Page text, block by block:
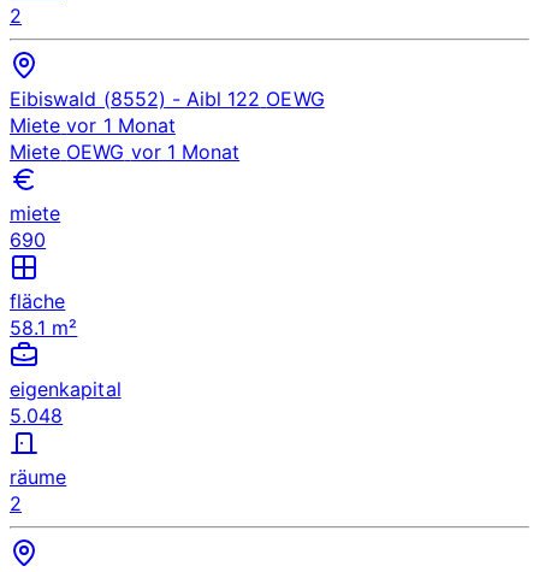
2
Eibiswald (8552) - Aibl 122 OEWG
Miete vor 1 Monat
Miete OEWG vor 1 Monat
miete
690
fläche
58.1 m²
eigenkapital
5.048
räume
2